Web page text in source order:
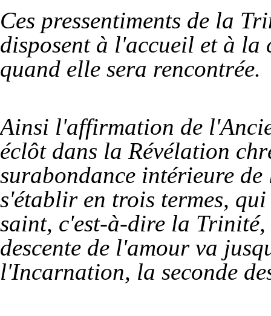
Ces pressentiments de la
disposent à l'accueil et à la
quand elle sera rencontrée.
Ainsi l'affirmation de
éclôt dans la Révélation
surabondance intérieure
s'établir en trois termes,
saint, c'est-à-dire la
descente de l'amour va
l'Incarnation, la seconde